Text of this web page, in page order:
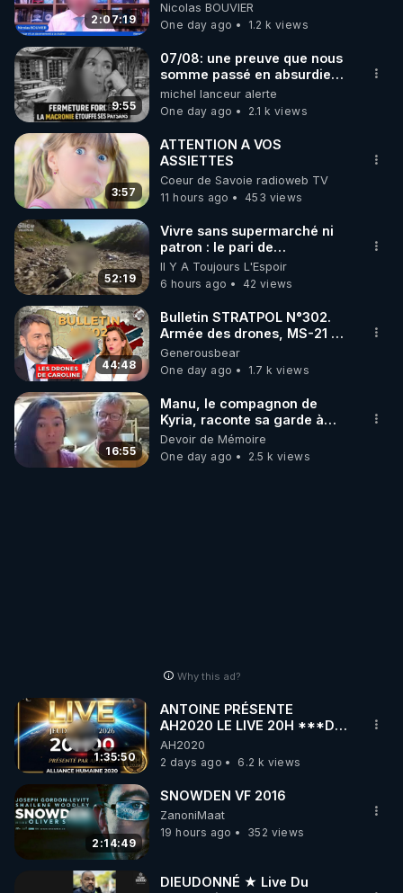
2:07:19
Nicolas BOUVIER
One day ago
1.2 k views
9:55
07/08: une preuve que nous
somme passé en absurdie
une dictature qui veut faire
taire ses opposant !
michel lanceur alerte
One day ago
2.1 k views
3:57
ATTENTION A VOS
ASSIETTES
Coeur de Savoie radioweb TV
11 hours ago
453 views
52:19
Vivre sans supermarché ni
patron : le pari de
l’autonomie
Il Y A Toujours L'Espoir
6 hours ago
42 views
44:48
Bulletin STRATPOL N°302.
Armée des drones, MS-21 en
série, missiles coréens.
07.08.2026.
Generousbear
One day ago
1.7 k views
16:55
Manu, le compagnon de
Kyria, raconte sa garde à
vue musclée. PARTAGEZ!
Devoir de Mémoire
One day ago
2.5 k views
Why this ad?
1:35:50
ANTOINE PRÉSENTE
AH2020 LE LIVE 20H ***DU
06/08/2026***
AH2020
2 days ago
6.2 k views
2:14:49
SNOWDEN VF 2016
ZanoniMaat
19 hours ago
352 views
DIEUDONNÉ ★ Live Du